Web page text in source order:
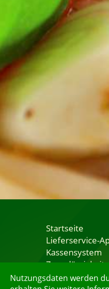
Nutzungsdaten werden
Startseite
Lieferservice-
Kassensystem
Zuverlässigkeit
Sicherheit